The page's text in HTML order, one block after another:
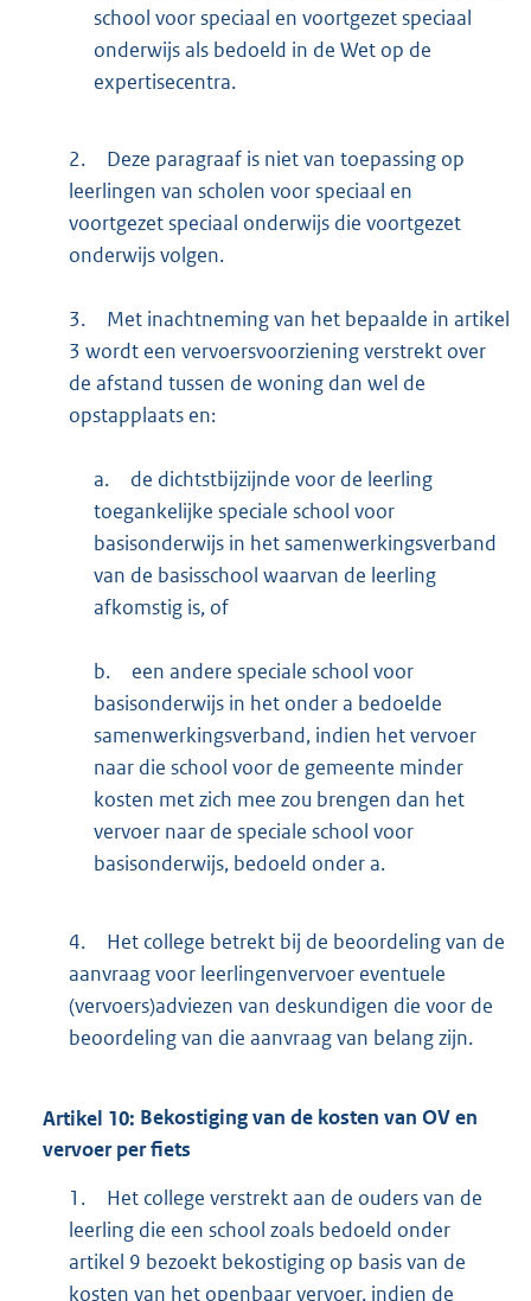
school voor speciaal en voortgezet speciaal
onderwijs als bedoeld in de Wet op de
expertisecentra.
2.
Deze paragraaf is niet van toepassing op
leerlingen van scholen voor speciaal en
voortgezet speciaal onderwijs die voortgezet
onderwijs volgen.
3.
Met inachtneming van het bepaalde in artikel
3 wordt een vervoersvoorziening verstrekt over
de afstand tussen de woning dan wel de
opstapplaats en:
a.
de dichtstbijzijnde voor de leerling
toegankelijke speciale school voor
basisonderwijs in het samenwerkingsverband
van de basisschool waarvan de leerling
afkomstig is, of
b.
een andere speciale school voor
basisonderwijs in het onder a bedoelde
samenwerkingsverband, indien het vervoer
naar die school voor de gemeente minder
kosten met zich mee zou brengen dan het
vervoer naar de speciale school voor
basisonderwijs, bedoeld onder a.
4.
Het college betrekt bij de beoordeling van de
aanvraag voor leerlingenvervoer eventuele
(vervoers)adviezen van deskundigen die voor de
beoordeling van die aanvraag van belang zijn.
Artikel 10: Bekostiging van de kosten van OV en
vervoer per fiets
1.
Het college verstrekt aan de ouders van de
leerling die een school zoals bedoeld onder
artikel 9 bezoekt bekostiging op basis van de
kosten van het openbaar vervoer, indien de